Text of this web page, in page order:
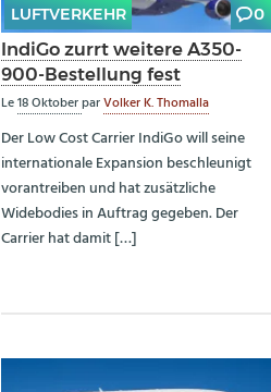
LUFTVERKEHR 0
IndiGo zurrt weitere A350-
900-Bestellung fest
Le18 OktoberparVolker K. Thomalla
Der Low Cost Carrier IndiGo will seine
internationale Expansion beschleunigt
vorantreiben und hat zusätzliche
Widebodies in Auftrag gegeben. Der
Carrier hat damit […]